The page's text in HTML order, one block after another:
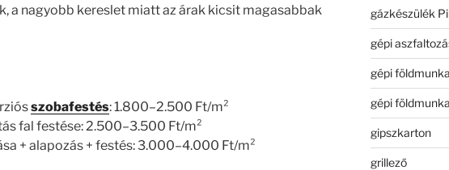
a nagyobb kereslet miatt az árak kicsit magasabbak
szobafestés: 1.800–2.500 Ft/m²
fal festése: 2.500–3.500 Ft/m²
+ alapozás + festés: 3.000–4.000 Ft/m²
gázkészülék
gépi
gépi földmunka
gépi
gipszkarton
grillező